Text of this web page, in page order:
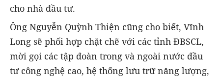
cho nhà đầu tư.
Ông Nguyễn Quỳnh Thiện cũng cho biết, Vĩnh
Long sẽ phối hợp chặt chẽ với các tỉnh ĐBSCL,
mời gọi các tập đoàn trong và ngoài nước đầu
tư công nghệ cao, hệ thống lưu trữ năng lượng,